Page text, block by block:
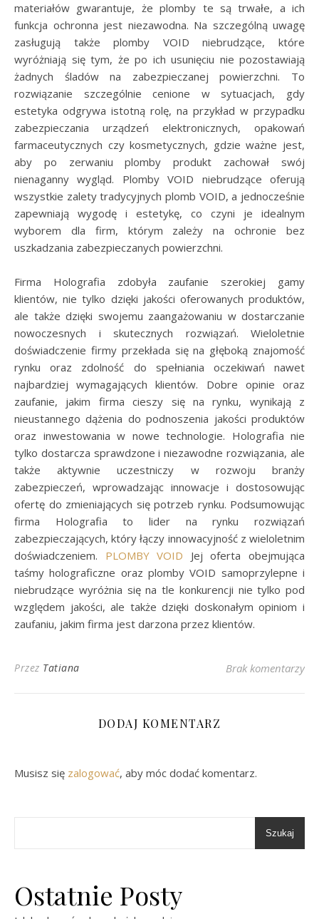
materiałów gwarantuje, że plomby te są trwałe, a ich
funkcja ochronna jest niezawodna. Na szczególną uwagę
zasługują także plomby VOID niebrudzące, które
wyróżniają się tym, że po ich usunięciu nie pozostawiają
żadnych śladów na zabezpieczanej powierzchni. To
rozwiązanie szczególnie cenione w sytuacjach, gdy
estetyka odgrywa istotną rolę, na przykład w przypadku
zabezpieczania urządzeń elektronicznych, opakowań
farmaceutycznych czy kosmetycznych, gdzie ważne jest,
aby po zerwaniu plomby produkt zachował swój
nienaganny wygląd. Plomby VOID niebrudzące oferują
wszystkie zalety tradycyjnych plomb VOID, a jednocześnie
zapewniają wygodę i estetykę, co czyni je idealnym
wyborem dla firm, którym zależy na ochronie bez
uszkadzania zabezpieczanych powierzchni.
Firma Holografia zdobyła zaufanie szerokiej gamy
klientów, nie tylko dzięki jakości oferowanych produktów,
ale także dzięki swojemu zaangażowaniu w dostarczanie
nowoczesnych i skutecznych rozwiązań. Wieloletnie
doświadczenie firmy przekłada się na głęboką znajomość
rynku oraz zdolność do spełniania oczekiwań nawet
najbardziej wymagających klientów. Dobre opinie oraz
zaufanie, jakim firma cieszy się na rynku, wynikają z
nieustannego dążenia do podnoszenia jakości produktów
oraz inwestowania w nowe technologie. Holografia nie
tylko dostarcza sprawdzone i niezawodne rozwiązania, ale
także aktywnie uczestniczy w rozwoju branży
zabezpieczeń, wprowadzając innowacje i dostosowując
ofertę do zmieniających się potrzeb rynku. Podsumowując
firma Holografia to lider na rynku rozwiązań
zabezpieczających, który łączy innowacyjność z wieloletnim
doświadczeniem. PLOMBY VOID Jej oferta obejmująca
taśmy holograficzne oraz plomby VOID samoprzylepne i
niebrudzące wyróżnia się na tle konkurencji nie tylko pod
względem jakości, ale także dzięki doskonałym opiniom i
zaufaniu, jakim firma jest darzona przez klientów.
Przez Tatiana Brak komentarzy
DODAJ KOMENTARZ
Musisz się zalogować, aby móc dodać komentarz.
Szukaj
Ostatnie Posty